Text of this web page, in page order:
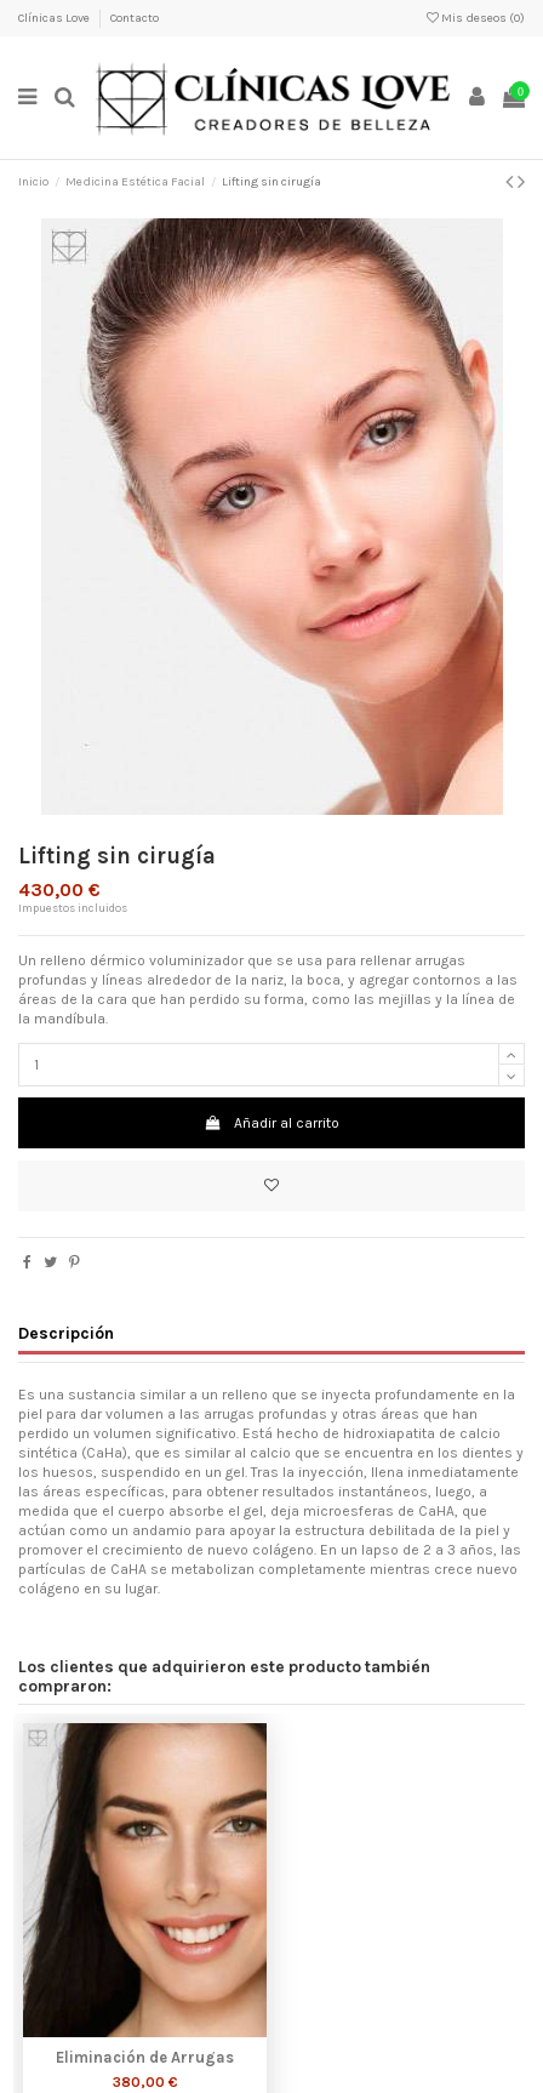
Clínicas Love Contacto Mis deseos (0)
0
Inicio Medicina Estética Facial Lifting sin cirugía
Lifting sin cirugía
430,00 €
Impuestos incluidos
Un relleno dérmico voluminizador que se usa para rellenar arrugas
profundas y líneas alrededor de la nariz, la boca, y agregar contornos a las
áreas de la cara que han perdido su forma, como las mejillas y la línea de
la mandíbula.
Añadir al carrito
Descripción
Es una sustancia similar a un relleno que se inyecta profundamente en la
piel para dar volumen a las arrugas profundas y otras áreas que han
perdido un volumen significativo. Está hecho de hidroxiapatita de calcio
sintética (CaHa), que es similar al calcio que se encuentra en los dientes y
los huesos, suspendido en un gel. Tras la inyección, llena inmediatamente
las áreas específicas, para obtener resultados instantáneos, luego, a
medida que el cuerpo absorbe el gel, deja microesferas de CaHA, que
actúan como un andamio para apoyar la estructura debilitada de la piel y
promover el crecimiento de nuevo colágeno. En un lapso de 2 a 3 años, las
partículas de CaHA se metabolizan completamente mientras crece nuevo
colágeno en su lugar.
Los clientes que adquirieron este producto también
compraron:
Eliminación de Arrugas
380,00 €